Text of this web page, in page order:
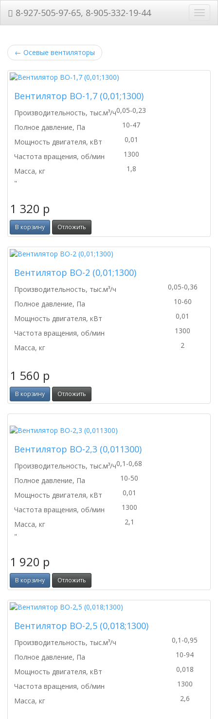
8-927-505-97-65, 8-905-332-19-44
← Осевые вентиляторы
Вентилятор ВО-1,7 (0,01;1300)
Производительность, тыс.м³/ч0,05-0,23
Полное давление, Па
10-47
Мощность двигателя, кВт
0,01
Частота вращения, об/мин
1300
Масса, кг
1,8
"
1 320 p
В корзину Отложить
Вентилятор ВО-2 (0,01;1300)
Производительность, тыс.м³/ч
0,05-0,36
Полное давление, Па
10-60
Мощность двигателя, кВт
0,01
Частота вращения, об/мин
1300
Масса, кг
2
1 560 p
В корзину Отложить
Вентилятор ВО-2,3 (0,011300)
Производительность, тыс.м³/ч0,1-0,68
Полное давление, Па
10-50
Мощность двигателя, кВт
0,01
Частота вращения, об/мин
1300
Масса, кг
2,1
"
1 920 p
В корзину Отложить
Вентилятор ВО-2,5 (0,018;1300)
Производительность, тыс.м³/ч
0,1-0,95
Полное давление, Па
10-94
Мощность двигателя, кВт
0,018
Частота вращения, об/мин
1300
Масса, кг
2,6